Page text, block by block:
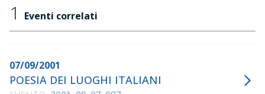
1 Eventi correlati
07/09/2001
POESIA DEI LUOGHI ITALIANI